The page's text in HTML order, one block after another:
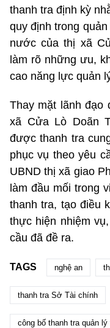
thanh tra định kỳ
quy định trong
nước của thị xã
làm rõ những ưu,
cao năng lực quản
Thay mặt lãnh đạo
xã Cửa Lò Doãn
được thanh tra
phục vụ theo yêu
UBND thị xã giao
làm đầu mối trong
thanh tra, tạo điều
thực hiện nhiệm
cầu đã đề ra.
TAGS nghệ an
thanh tra Sở Tài chính
công bố thanh tra quản